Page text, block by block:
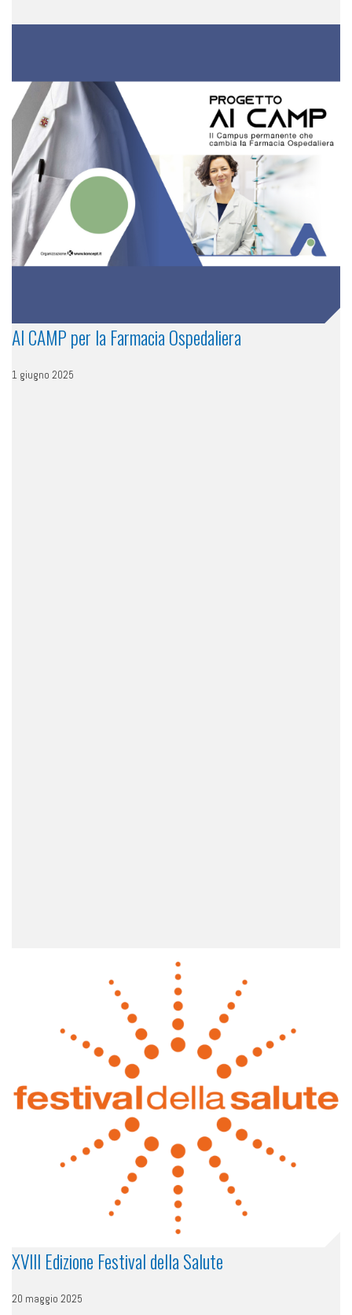
AI CAMP per la Farmacia Ospedaliera
1 giugno 2025
XVIII Edizione Festival della Salute
20 maggio 2025